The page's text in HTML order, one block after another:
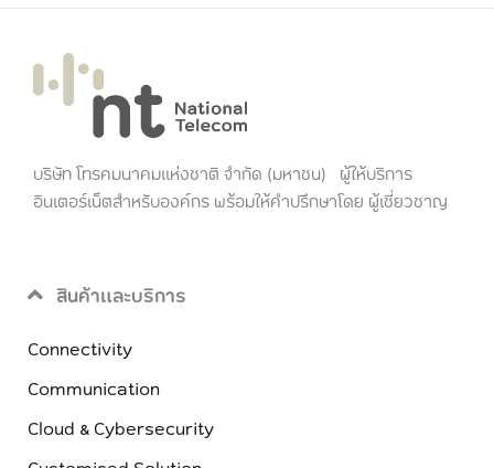
บริษัท โทรคมนาคมแห่งชาติ จำกัด (มหาชน) ผู้ให้บริการ
อินเตอร์เน็ตสำหรับองค์กร พร้อมให้คำปรึกษาโดย ผู้เชี่ยวชาญ
สินค้าและบริการ
Connectivity
Communication
Cloud & Cybersecurity